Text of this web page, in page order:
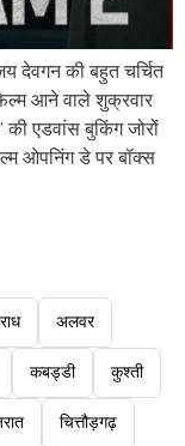
देवगन की बहुत चर्चित
आने वाले शुक्रवार
एडवांस बुकिंग जोरों
ओपनिंग डे पर बॉक्स
अलवर
कबड्डी कुश्ती
चित्तौड़गढ़